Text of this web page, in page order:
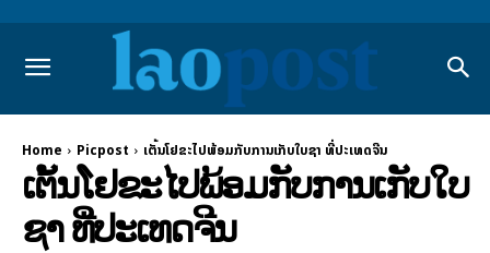
Home Picpost ເຕັ້ນໂຢຂະໄປພ້ອມກັບການເກັບໃບຊາ ທີ່ປະເທດຈີນ
ເຕັ້ນໂຢຂະໄປພ້ອມກັບການເກັບໃບ
ຊາ ທີ່ປະເທດຈີນ